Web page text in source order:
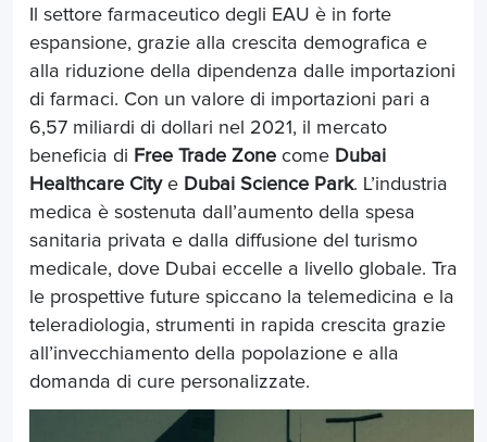
Il settore farmaceutico degli EAU è in forte
espansione, grazie alla crescita demografica e
alla riduzione della dipendenza dalle importazioni
di farmaci. Con un valore di importazioni pari a
6,57 miliardi di dollari nel 2021, il mercato
beneficia di Free Trade Zone come Dubai
Healthcare Citye Dubai Science Park. L’industria
medica è sostenuta dall’aumento della spesa
sanitaria privata e dalla diffusione del turismo
medicale, dove Dubai eccelle a livello globale. Tra
le prospettive future spiccano la telemedicina e la
teleradiologia, strumenti in rapida crescita grazie
all’invecchiamento della popolazione e alla
domanda di cure personalizzate.